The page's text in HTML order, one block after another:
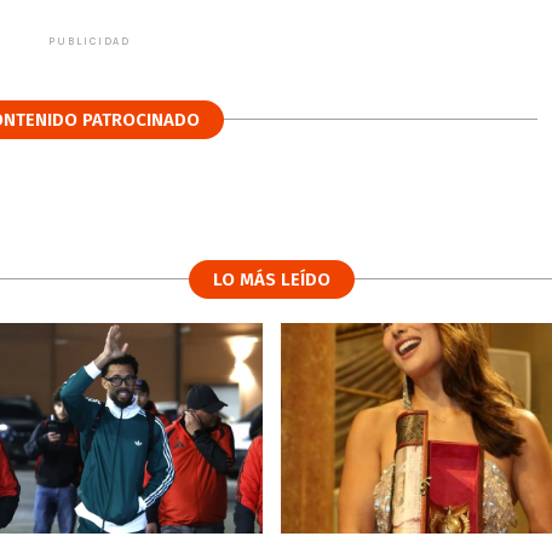
PUBLICIDAD
PATROCINADO
LO MÁS LEÍDO